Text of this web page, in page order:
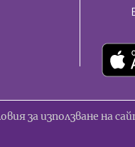
за използване на